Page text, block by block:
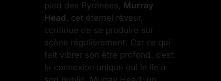
pied des Pyrénées, Murray
Head , cet éternel rêveur,
continue de se produire sur
scène régulièrement. Car ce qui
fait vibrer son être profond, c’est
la connexion unique qui le lie à